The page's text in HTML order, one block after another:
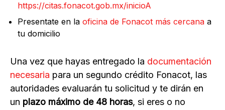
https://citas.fonacot.gob.mx/inicioA
Presentate en la oficina de Fonacot más cercana a
tu domicilio
Una vez que hayas entregado la documentación
necesaria para un segundo crédito Fonacot, las
autoridades evaluarán tu solicitud y te dirán en
un plazo máximo de 48 horas, si eres o no